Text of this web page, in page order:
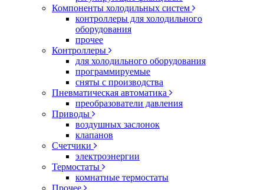
Компоненты холодильных систем
контроллеры для холодильного
оборудования
прочее
Контроллеры
для холодильного оборудования
программируемые
сняты с производства
Пневматическая автоматика
преобразователи давления
Приводы
воздушных заслонок
клапанов
Счетчики
электроэнергии
Термостаты
комнатные термостаты
Прочее